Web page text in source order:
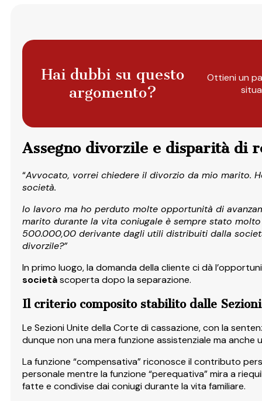
Hai dubbi su questo
argomento?
Ottieni un
Assegno divorzile e disparità di
“Avvocato, vorrei chiedere il divorzio da mio marito.
società.
Io lavoro ma ho perduto molte opportunità di
marito durante la vita coniugale è sempre stato
500.000,00 derivante dagli utili distribuiti dalla
divorzile?”
In primo luogo, la domanda della cliente ci dà
societàscoperta dopo la separazione.
Il criterio composito stabilito dalle
Le Sezioni Unite della Corte di cassazione, con la
dunque non una mera funzione assistenziale ma anche
La funzione “compensativa” riconosce il contributo
personale mentre la funzione “perequativa” mira a
fatte e condivise dai coniugi durante la vita familiare.